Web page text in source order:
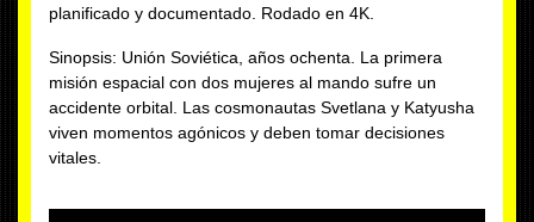
planificado y documentado. Rodado en 4K.
Sinopsis: Unión Soviética, años ochenta. La primera
misión espacial con dos mujeres al mando sufre un
accidente orbital. Las cosmonautas Svetlana y Katyusha
viven momentos agónicos y deben tomar decisiones
vitales.